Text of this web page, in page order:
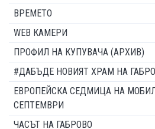
ВРЕМЕТО
WEB КАМЕРИ
ПРОФИЛ НА КУПУВАЧА (АРХИВ)
#ДАБЪДЕ НОВИЯТ ХРАМ НА
ЕВРОПЕЙСКА СЕДМИЦА НА
СЕПТЕМВРИ
ЧАСЪТ НА ГАБРОВО